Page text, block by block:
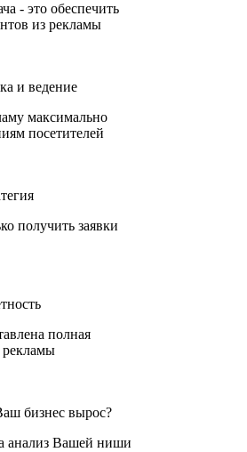
- это обеспечить
из рекламы
и ведение
максимально
посетителей
получить заявки
полная
рекламы
бизнес вырос?
анализ Вашей ниши